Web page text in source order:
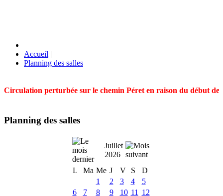
Accueil |
Planning des salles
Circulation perturbée sur le chemin Péret en raison du début
Planning des salles
Juillet
2026
L
Ma Me J V S
D
1
2 3 4
5
6
7 8 9 10 11
12